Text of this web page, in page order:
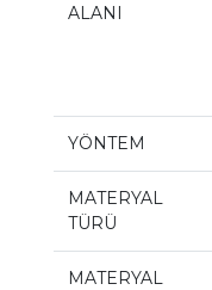
ALANI
YÖNTEM
MATERYAL
TÜRÜ
MATERYAL